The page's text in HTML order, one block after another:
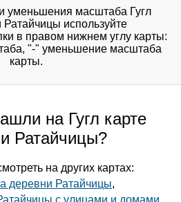
уменьшения масштаба Гугл
Ратайчицы используйте
в правом нижнем углу карты:
"-" уменьшение масштаба
карты.
на Гугл карте
Ратайчицы?
на других картах:
деревни Ратайчицы,